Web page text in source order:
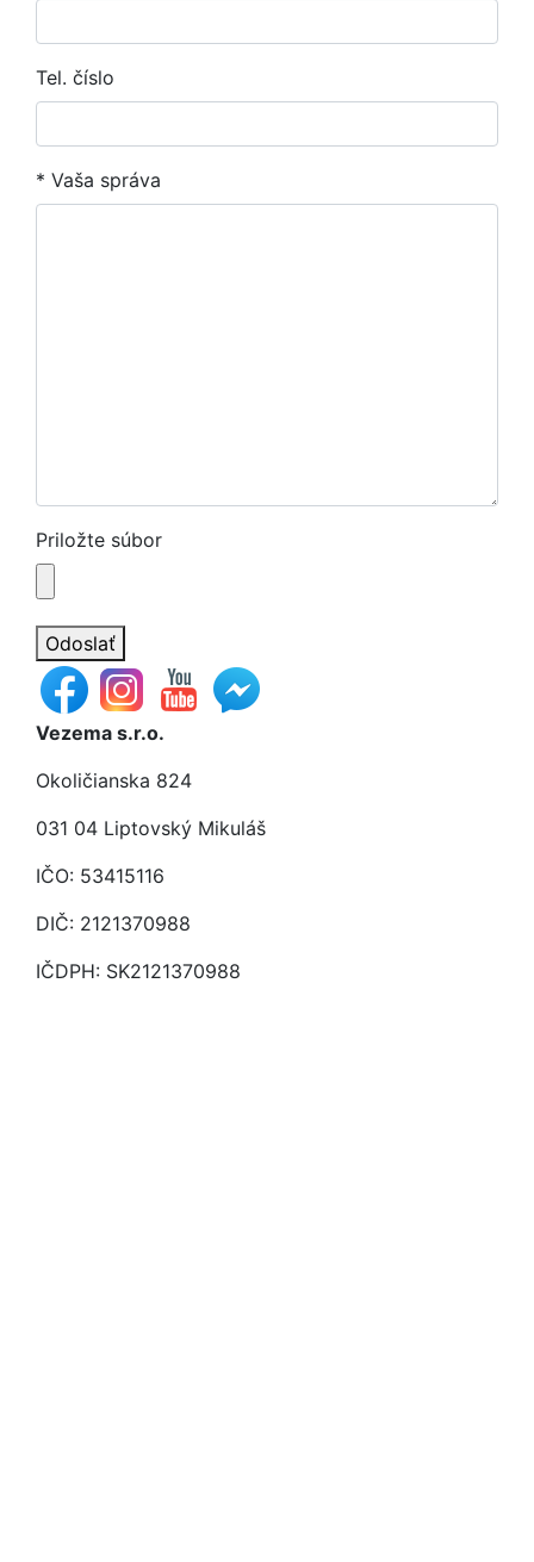
Tel. číslo
* Vaša správa
Priložte súbor
Odoslať
Vezema s.r.o.
Okoličianska 824
031 04 Liptovský Mikuláš
IČO: 53415116
DIČ: 2121370988
IČDPH: SK2121370988